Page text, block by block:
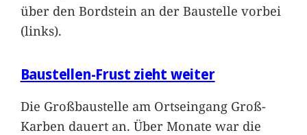
über den Bordstein an der Baustelle vorbei
(links).
Baustellen-Frust zieht weiter
Die Großbaustelle am Ortseingang Groß-
Karben dauert an. Über Monate war die